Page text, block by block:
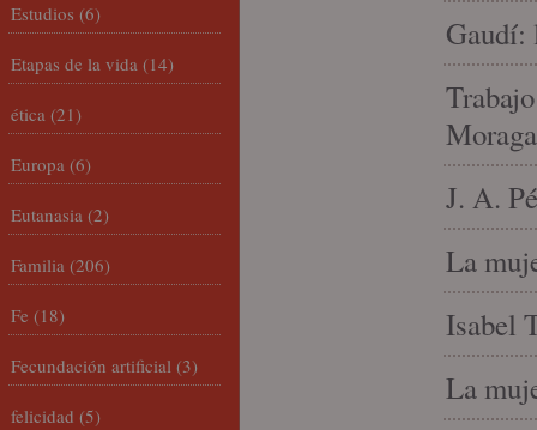
Gaudí:
J. A.
La
Isabel
La
Estudios (6)
Etapas de la vida (14)
ética (21)
Europa (6)
Eutanasia (2)
Familia (206)
Fe (18)
Fecundación artificial (3)
felicidad (5)